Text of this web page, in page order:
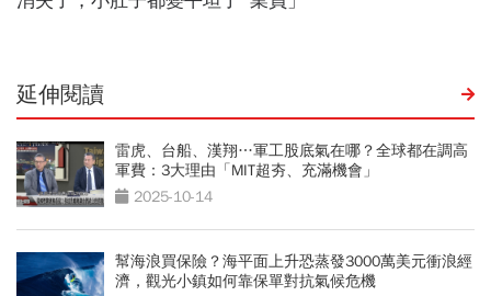
延伸閱讀
雷虎、台船、漢翔…軍工股底氣在哪？全球都在調高
軍費：3大理由「MIT超夯、充滿機會」
2025-10-14
幫海浪買保險？海平面上升恐蒸發3000萬美元衝浪經
濟，觀光小鎮如何靠保單對抗氣候危機